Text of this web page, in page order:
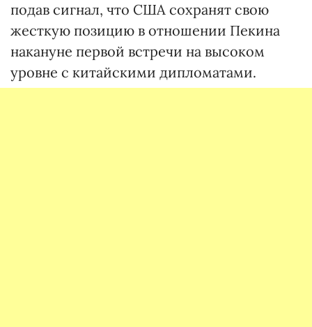
подав сигнал, что США сохранят свою
жесткую позицию в отношении Пекина
накануне первой встречи на высоком
уровне с китайскими дипломатами.